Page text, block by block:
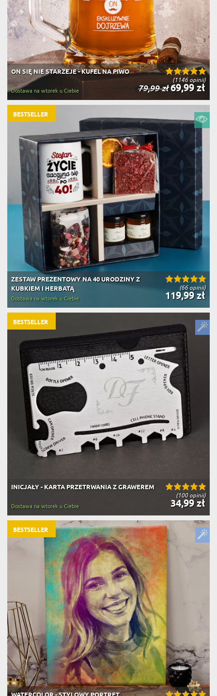
(1146 opinii)
ON SIĘ NIE STARZEJE - KUFEL NA PIWO
79,99 zł69,99 zł
Dostawa na wtorek u Ciebie
(66 opinii)
ZESTAW PREZENTOWY NA 40 URODZINY Z
KUBKIEM I HERBATĄ
119,99 zł
Dostawa na wtorek u Ciebie
BESTSELLER
(100 opinii)
INICJAŁY - KARTA PRZETRWANIA Z GRAWEREM
34,99 zł
Dostawa na wtorek u Ciebie
BESTSELLER
BESTSELLER